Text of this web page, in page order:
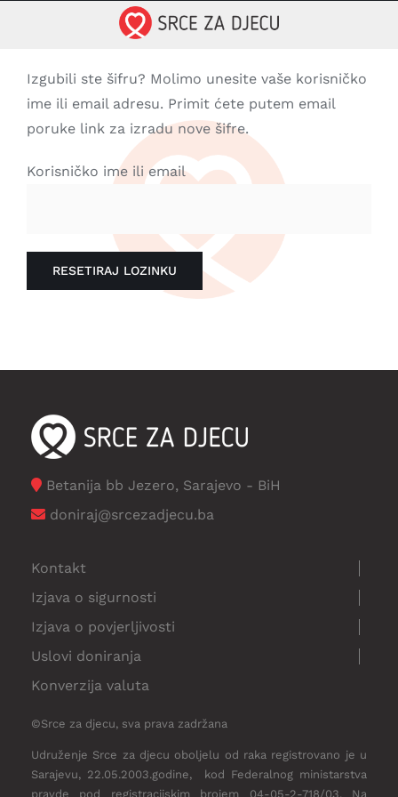
Izgubili ste šifru? Molimo unesite vaše korisničko
ime ili email adresu. Primit ćete putem email
poruke link za izradu nove šifre.
Korisničko ime ili email
RESETIRAJ LOZINKU
Betanija bb Jezero, Sarajevo - BiH
doniraj@srcezadjecu.ba
Kontakt
Izjava o sigurnosti
Izjava o povjerljivosti
Uslovi doniranja
Konverzija valuta
©Srce za djecu, sva prava zadržana
Udruženje Srce za djecu oboljelu od raka registrovano je u
Sarajevu, 22.05.2003.godine, kod Federalnog ministarstva
pravde pod registracijskim brojem 04-05-2-718/03. Na